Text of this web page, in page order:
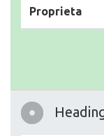
Proprieta